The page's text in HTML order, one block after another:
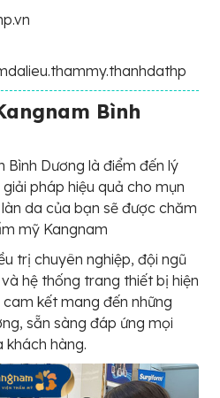
Bình
Dương là điểm đến lý
pháp hiệu quả cho mụn
da của bạn sẽ được chăm
mỹ Kangnam
trị chuyên nghiệp, đội ngũ
hệ thống trang thiết bị hiện
kết mang đến những
sẵn sàng đáp ứng mọi
khách hàng.